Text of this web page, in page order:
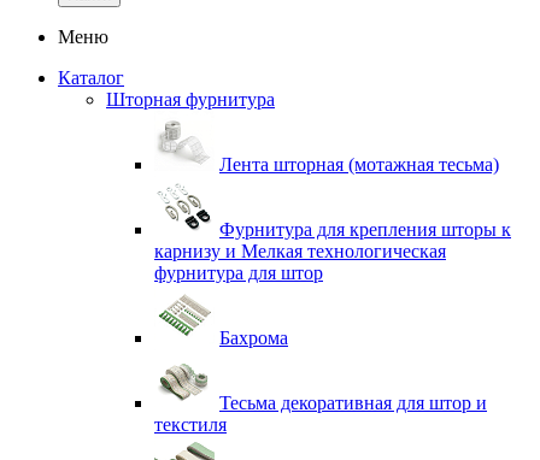
Меню
Каталог
Шторная фурнитура
Лента шторная (мотажная тесьма)
Фурнитура для крепления шторы к
карнизу и Мелкая технологическая
фурнитура для штор
Бахрома
Тесьма декоративная для штор и
текстиля